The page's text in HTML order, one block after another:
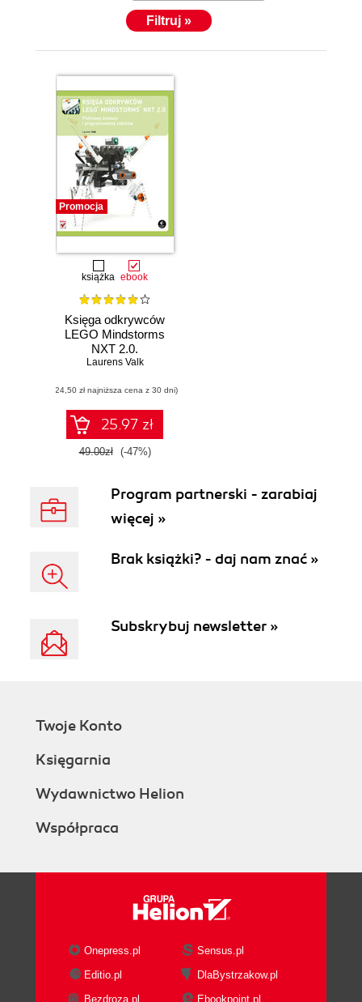
Filtruj »
Promocja
książka ebook
Księga odkrywców
LEGO Mindstorms
NXT 2.0.
Podstawy budowy
robotów
Laurens Valk
(24,50 zł najniższa cena z 30 dni)
25.97 zł
49.00zł (-47%)
Program partnerski - zarabiaj
więcej »
Brak książki? - daj nam znać »
Subskrybuj newsletter »
Twoje Konto
Księgarnia
Wydawnictwo Helion
Współpraca
Onepress.pl
Sensus.pl
Editio.pl
DlaBystrzakow.pl
Bezdroza.pl
Ebookpoint.pl